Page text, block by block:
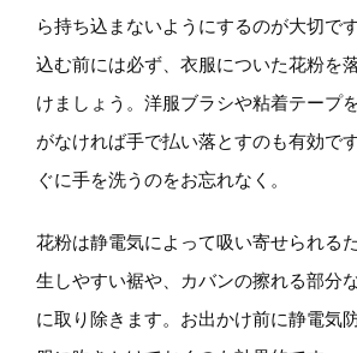
ら持ち込まないようにするのが大切で
込む前には必ず、衣服についた花粉を
けましょう。洋服ブラシや粘着テープ
がなければ手で払い落とすのも有効で
ぐに手を洗うのをお忘れなく。
花粉は静電気によって吸い寄せられる
生しやすい裾や、カバンの擦れる部分
に取り除きます。お出かけ前に静電気